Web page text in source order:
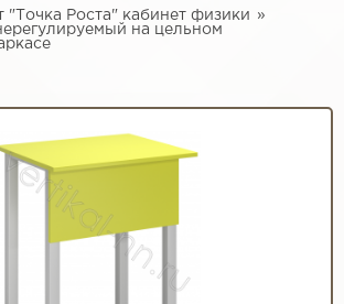
"Точка Роста" кабинет физики
на цельном